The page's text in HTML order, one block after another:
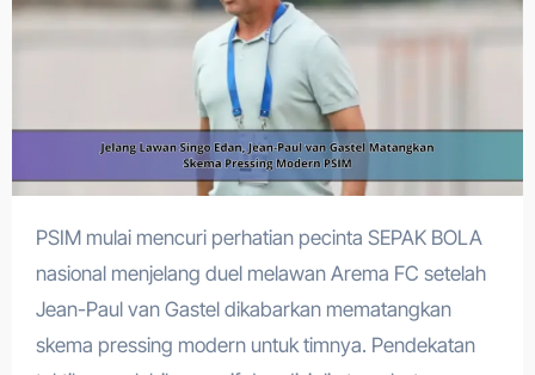
PSIM mulai mencuri perhatian pecinta SEPAK BOLA
nasional menjelang duel melawan Arema FC setelah
Jean-Paul van Gastel dikabarkan mematangkan
skema pressing modern untuk timnya. Pendekatan